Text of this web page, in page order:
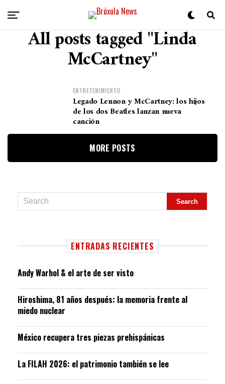
All posts tagged "Linda
McCartney"
ENTRETENIMIENTO
Legado Lennon y McCartney: los hijos
de los dos Beatles lanzan nueva
canción
MORE POSTS
ENTRADAS RECIENTES
Andy Warhol & el arte de ser visto
Hiroshima, 81 años después: la memoria frente al
miedo nuclear
México recupera tres piezas prehispánicas
La FILAH 2026: el patrimonio también se lee